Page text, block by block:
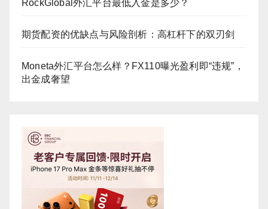
RockGlobal外汇平台最低入金是多少？
期货配资的优缺点与风险剖析：高杠杆下的双刃剑
Moneta外汇平台怎么样？FX110曝光盈利即“违规”，
出金成奢望